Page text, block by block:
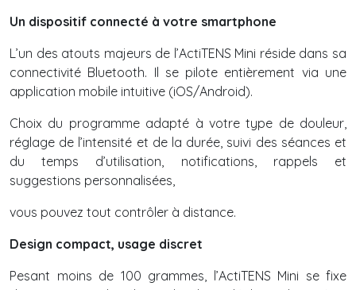
Un dispositif connecté à votre smartphone
L’un des atouts majeurs de l’ActiTENS Mini réside dans sa
connectivité Bluetooth. Il se pilote entièrement via une
application mobile intuitive (iOS/Android).
Choix du programme adapté à votre type de douleur,
réglage de l’intensité et de la durée, suivi des séances et
du temps d’utilisation, notifications, rappels et
suggestions personnalisées,
vous pouvez tout contrôler à distance.
Design compact, usage discret
Pesant moins de 100 grammes, l’ActiTENS Mini se fixe